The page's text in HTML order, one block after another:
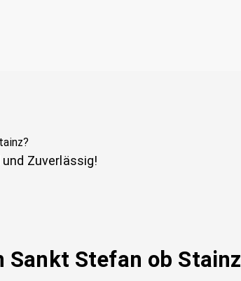
?
Zuverlässig!
Sankt Stefan ob Stainz